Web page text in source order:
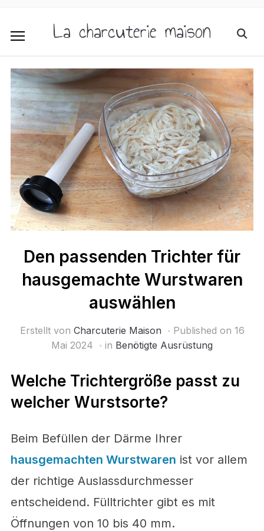
La charcuterie maison
Den passenden Trichter für
hausgemachte Wurstwaren
auswählen
Erstellt von Charcuterie Maison Published on 16
Mai 2024
in Benötigte Ausrüstung
Welche Trichtergröße passt zu
welcher Wurstsorte?
Beim Befüllen der Därme Ihrer
hausgemachten Wurstwaren ist vor allem
der richtige Auslassdurchmesser
entscheidend. Fülltrichter gibt es mit
Öffnungen von 10 bis 40 mm.